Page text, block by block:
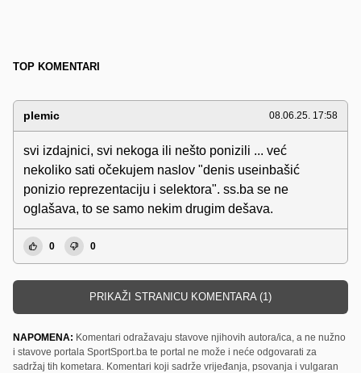
TOP KOMENTARI
plemic 08.06.25. 17:58
svi izdajnici, svi nekoga ili nešto ponizili ... već
nekoliko sati očekujem naslov "denis useinbašić
ponizio reprezentaciju i selektora". ss.ba se ne
oglašava, to se samo nekim drugim dešava.
0 0
PRIKAŽI STRANICU KOMENTARA (1)
NAPOMENA: Komentari odražavaju stavove njihovih autora/ica, a ne nužno
i stavove portala SportSport.ba te portal ne može i neće odgovarati za
sadržaj tih kometara. Komentari koji sadrže vrijeđanja, psovanja i vulgaran